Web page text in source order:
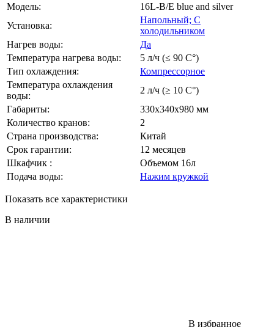
Модель:
16L-B/E blue and silver
Установка:
Напольный; С
холодильником
Нагрев воды:
Да
Температура нагрева воды:
5 л/ч (≤ 90 C°)
Тип охлаждения:
Компрессорное
Температура охлаждения
воды:
2 л/ч (≥ 10 С°)
Габариты:
330х340х980 мм
Количество кранов:
2
Страна производства:
Китай
Срок гарантии:
12 месяцев
Шкафчик :
Объемом 16л
Подача воды:
Нажим кружкой
Показать все характеристики
В наличии
В избранное